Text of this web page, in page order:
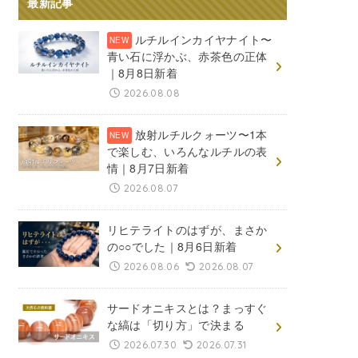
最新記事
ルチルインカイヤナイト〜
青い石に浮かぶ、赤茶色の正体
｜8月8日新着
2026.08.08
放射ルチルクォーツ〜1本
で楽しむ、いろんなルチルの表
情｜8月7日新着
2026.08.07
リヒテライトのはずが、まさか
の○○でした｜8月6日新着
2026.08.06 2026.08.07
サードオニキスとは？まっすぐ
な縞は「切り方」で決まる
2026.07.30 2026.07.31